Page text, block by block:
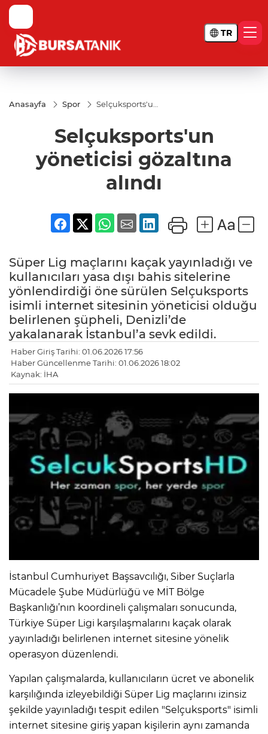
TR
Anasayfa Spor
Selçuksports'un
Selçuksports'un
yöneticisi gözaltına
alındı
Süper Lig maçlarını kaçak yayınladığı ve
kullanıcıları yasa dışı bahis sitelerine
yönlendirdiği öne sürülen Selçuksports
isimli internet sitesinin yöneticisi olduğu
belirlenen şüpheli, Denizli’de
yakalanarak İstanbul’a sevk edildi.
Haber Giriş Tarihi: 01.06.2026 17:56
Haber Güncellenme Tarihi: 01.06.2026 18:02
Kaynak: İHA
İstanbul Cumhuriyet Başsavcılığı, Siber Suçlarla
Mücadele Şube Müdürlüğü ve MİT Bölge
Başkanlığı’nın koordineli çalışmaları sonucunda,
Türkiye Süper Ligi karşılaşmalarını kaçak olarak
yayınladığı belirlenen internet sitesine yönelik
operasyon düzenlendi.
Yapılan çalışmalarda, kullanıcıların ücret ve abonelik
karşılığında izleyebildiği Süper Lig maçlarını izinsiz
şekilde yayınladığı tespit edilen "Selçuksports" isimli
internet sitesine giriş yapan kişilerin aynı zamanda